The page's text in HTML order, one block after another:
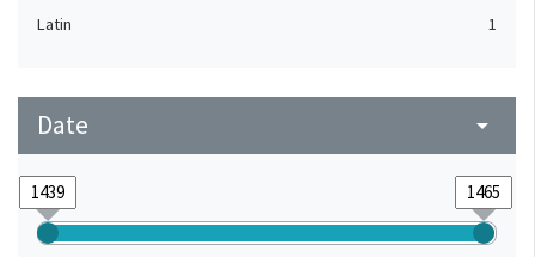
Latin
1
Date arrow_drop_down